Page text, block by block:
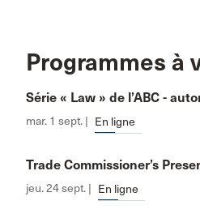
Programmes à
Série « Law » de l’ABC -
mar. 1 sept. | En ligne
Trade Commissioner’s
jeu. 24 sept. | En ligne